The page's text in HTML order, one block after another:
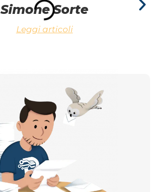
Simone Sorte
Leggi articoli